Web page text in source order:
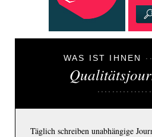
WAS IST IHNEN
Täglich schreiben unabhängige